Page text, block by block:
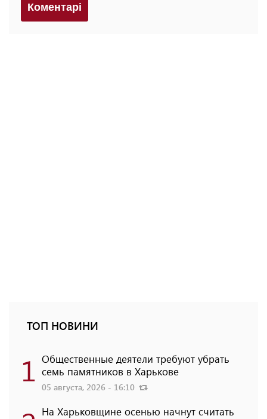
Коментарi
ТОП НОВИНИ
1 Общественные деятели требуют убрать
семь памятников в Харькове
05 августа, 2026 - 16:10
На Харьковщине осенью начнут считать